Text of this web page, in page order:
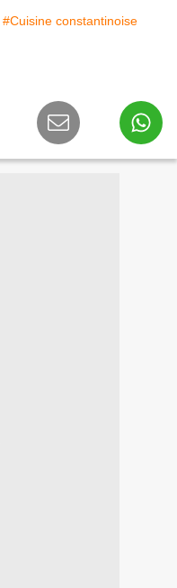
#Cuisine constantinoise